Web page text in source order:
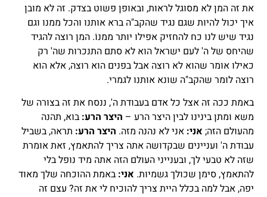
את זה המן לא מסוגל לראות, ובאופן פשוט בצדק. זה לא מובן
איך יכול להיות שגם נגיד שהקב"ה ברא אותנו והכל ממנו וגם
נגיד שיש לנו כח להחזיק אפילו יותר ממנוֹ. המן רוצה להגיד
שהיחס של ה' לעם ישראל הוא לא סתם התנכרות שה' רק
כאילו אומר שהוא לא רוצה אבל בפנים הוא רוצה, אלא הוא
רוצה לומר שהקב"ה שונא אותנו לגמרי.
באמת ככה זה אצל כל אדם בעבודת ה', ננסח את זה בצורה של
משא ומתן בינינו לבין היצר הרע – היצר הרע:בוא, תהנה
מהעולם הזה; אני:אני לא נהנה מזה. היצר הרע: תראה, בשביל
עבודת ה' ועניינים שבקדושה אתה צריך להתאמץ, זאת אומרת
שזה לא טבעי לך, ובענייני העולם הזה אתה מיד נופל בלי
להתאמץ, סימן שכולך גשמיות. אני:באמת ההוכחה שלך מאוד
יפה, אבל למה בכלל היית צריך להוכיח לי את זה? עצם זה